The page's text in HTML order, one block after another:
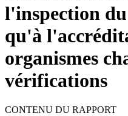
l'inspection
qu'à
organismes
vérifications
CONTENU DU RAPPORT